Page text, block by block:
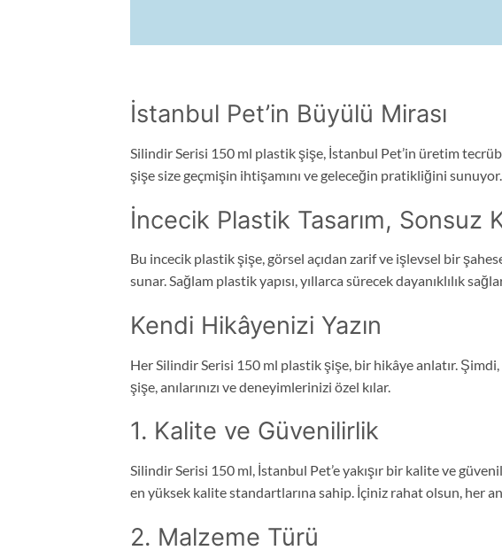
İstanbul Pet’in Büyülü Mirası
Silindir Serisi 150 ml plastik şişe, İstanbul Pet’in üretim
şişe size geçmişin ihtişamını ve geleceğin pratikliğini sunuyor.
İncecik Plastik Tasarım, Sonsuz
Bu incecik plastik şişe, görsel açıdan zarif ve işlevsel bir
sunar. Sağlam plastik yapısı, yıllarca sürecek dayanıklılık
Kendi Hikâyenizi Yazın
Her Silindir Serisi 150 ml plastik şişe, bir hikâye anlatır.
şişe, anılarınızı ve deneyimlerinizi özel kılar.
1. Kalite ve Güvenilirlik
Silindir Serisi 150 ml, İstanbul Pet’e yakışır bir kalite ve
en yüksek kalite standartlarına sahip. İçiniz rahat olsun, her an
2. Malzeme Türü